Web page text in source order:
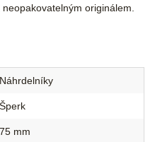
originálem.
Náhrdelníky
Šperk
75 mm